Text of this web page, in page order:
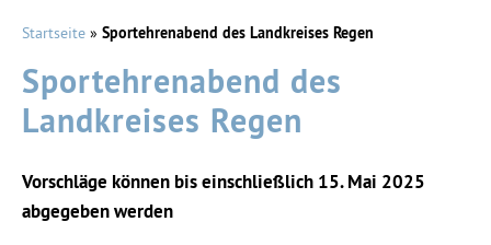
Startseite » Sportehrenabend des Landkreises Regen
Sportehrenabend des
Landkreises Regen
Vorschläge können bis einschließlich 15. Mai 2025
abgegeben werden